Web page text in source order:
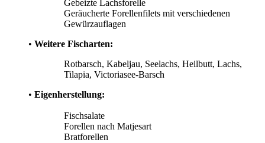
Gebeizte Lachsforelle
Geräucherte Forellenfilets mit verschiedenen
Gewürzauflagen
• Weitere Fischarten:
Rotbarsch, Kabeljau, Seelachs, Heilbutt, Lachs,
Tilapia, Victoriasee-Barsch
• Eigenherstellung:
Fischsalate
Forellen nach Matjesart
Bratforellen